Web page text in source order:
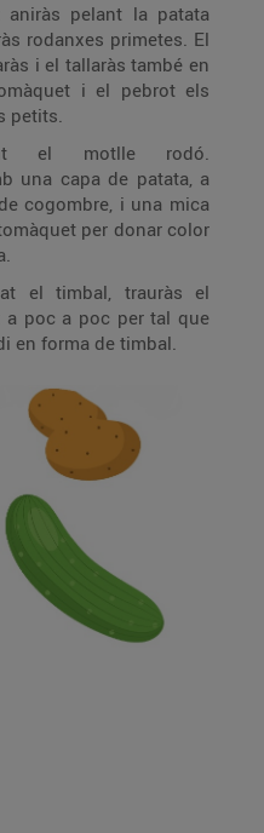
pelant la patata
rodanxes primetes. El
i el tallaràs també en
i el pebrot els
petits.
el motlle rodó.
una capa de patata, a
cogombre, i una mica
per donar color
el timbal, trauràs el
poc a poc per tal que
en forma de timbal.